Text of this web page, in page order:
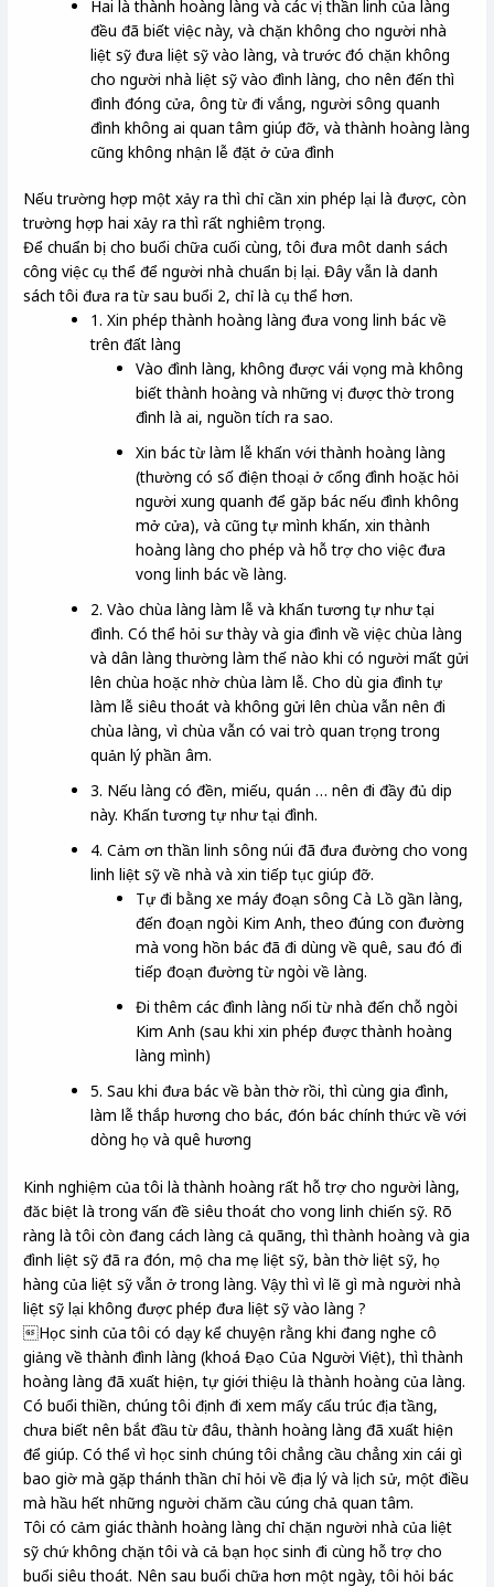
Hai là thành hoàng làng và các vị thần linh của làng
đều đã biết việc này, và chặn không cho người nhà
liệt sỹ đưa liệt sỹ vào làng, và trước đó chặn không
cho người nhà liệt sỹ vào đình làng, cho nên đến thì
đình đóng cửa, ông từ đi vắng, người sông quanh
đình không ai quan tâm giúp đỡ, và thành hoàng làng
cũng không nhận lễ đặt ở cửa đình
Nếu trường hợp một xảy ra thì chỉ cần xin phép lại là được, còn
trường hợp hai xảy ra thì rất nghiêm trọng.
Để chuẩn bị cho buổi chữa cuối cùng, tôi đưa môt danh sách
công việc cụ thể để người nhà chuẩn bị lại. Đây vẫn là danh
sách tôi đưa ra từ sau buổi 2, chỉ là cụ thể hơn.
1. Xin phép thành hoàng làng đưa vong linh bác về
trên đất làng
Vào đình làng, không được vái vọng mà không
biết thành hoàng và những vị được thờ trong
đình là ai, nguồn tích ra sao.
Xin bác từ làm lễ khấn với thành hoàng làng
(thường có số điện thoại ở cổng đình hoặc hỏi
người xung quanh để găp bác nếu đình không
mở cửa), và cũng tự mình khấn, xin thành
hoàng làng cho phép và hỗ trợ cho việc đưa
vong linh bác về làng.
2. Vào chùa làng làm lễ và khấn tương tự như tại
đình. Có thể hỏi sư thày và gia đình về việc chùa làng
và dân làng thường làm thế nào khi có người mất gửi
lên chùa hoặc nhờ chùa làm lễ. Cho dù gia đình tự
làm lễ siêu thoát và không gửi lên chùa vẫn nên đi
chùa làng, vì chùa vẫn có vai trò quan trọng trong
quản lý phần âm.
3. Nếu làng có đền, miếu, quán … nên đi đầy đủ dip
này. Khấn tương tự như tại đình.
4. Cảm ơn thần linh sông núi đã đưa đường cho vong
linh liệt sỹ về nhà và xin tiếp tục giúp đỡ.
Tự đi bằng xe máy đoạn sông Cà Lồ gần làng,
đến đoạn ngòi Kim Anh, theo đúng con đường
mà vong hồn bác đã đi dùng về quê, sau đó đi
tiếp đoạn đường từ ngòi về làng.
Đi thêm các đình làng nối từ nhà đến chỗ ngòi
Kim Anh (sau khi xin phép được thành hoàng
làng mình)
5. Sau khi đưa bác về bàn thờ rồi, thì cùng gia đình,
làm lễ thắp hương cho bác, đón bác chính thức về với
dòng họ và quê hương
Kinh nghiệm của tôi là thành hoàng rất hỗ trợ cho người làng,
đăc biệt là trong vấn đề siêu thoát cho vong linh chiến sỹ. Rõ
ràng là tôi còn đang cách làng cả quãng, thì thành hoàng và gia
đình liệt sỹ đã ra đón, mộ cha mẹ liệt sỹ, bàn thờ liệt sỹ, họ
hàng của liệt sỹ vẫn ở trong làng. Vậy thì vì lẽ gì mà người nhà
liệt sỹ lại không được phép đưa liệt sỹ vào làng ?
Học sinh của tôi có dạy kể chuyện rằng khi đang nghe cô
giảng về thành đình làng (khoá Đạo Của Người Việt), thì thành
hoàng làng đã xuất hiện, tự giới thiệu là thành hoàng của làng.
Có buổi thiền, chúng tôi định đi xem mấy cấu trúc địa tầng,
chưa biết nên bắt đầu từ đâu, thành hoàng làng đã xuất hiện
để giúp. Có thể vì học sinh chúng tôi chẳng cầu chẳng xin cái gì
bao giờ mà gặp thánh thần chỉ hỏi về địa lý và lịch sử, một điều
mà hầu hết những người chăm cầu cúng chả quan tâm.
Tôi có cảm giác thành hoàng làng chỉ chặn người nhà của liệt
sỹ chứ không chặn tôi và cả bạn học sinh đi cùng hỗ trợ cho
buổi siêu thoát. Nên sau buổi chữa hơn một ngày, tôi hỏi bác